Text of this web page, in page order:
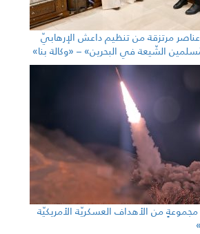
مرتزقة من تنظيم داعش الإرهابيّ
الشّيعة في البحرين» – «وكالة بنا»
من الأهداف العسكريّة الأمريكيّة